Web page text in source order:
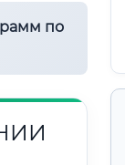
по